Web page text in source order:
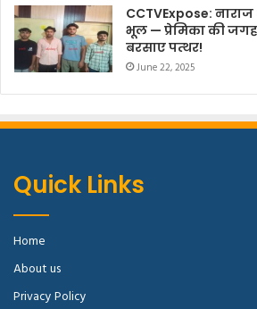
CCTVExpose:
भूल — प्रेमिका की जगह
बरसाए पत्थर!
June 22, 2025
Quick Links
Home
About us
Privacy Policy